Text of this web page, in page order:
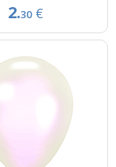
2.30 €